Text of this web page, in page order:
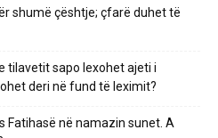
shumë çështje; çfarë duhet të
tilavetit sapo lexohet ajeti i
deri në fund të leximit?
Fatihasë në namazin sunet. A